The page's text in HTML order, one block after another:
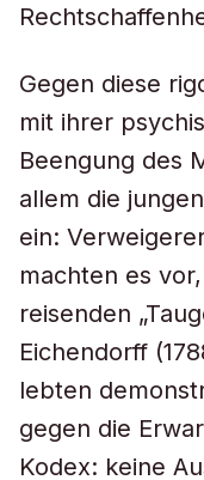
Gegen diese
mit ihrer
Beengung des
allem die
ein:
machten es
reisenden
Eichendorff
lebten
gegen die
Kodex: keine